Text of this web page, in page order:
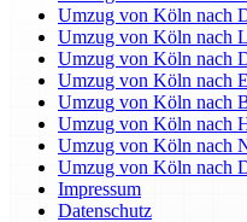
Umzug von Köln nach
Umzug von Köln nach
Umzug von Köln nach
Umzug von Köln nach
Umzug von Köln nach
Umzug von Köln nach
Umzug von Köln nach
Umzug von Köln nach
Impressum
Datenschutz